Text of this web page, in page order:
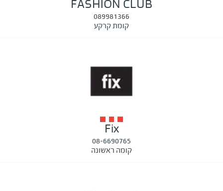
FASHION CLUB
089981366
קומת קרקע
Fix
08-6690765
קומה ראשונה